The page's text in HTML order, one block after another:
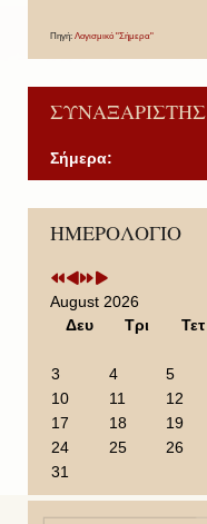
Πηγή: Λογισμικό "Σήμερα"
ΣΥΝΑΞΑΡΙΣΤΗΣ
Σήμερα:
ΗΜΕΡΟΛΟΓΙΟ
P
r
v
i
e
a
r
P
r
v
i
o
o
t
h
N
e
t
Y
e
N
e
t
M
August 2026
Δευ
Τρι Τετ
3
4 5
10
11 12
17
18 19
24
25 26
31